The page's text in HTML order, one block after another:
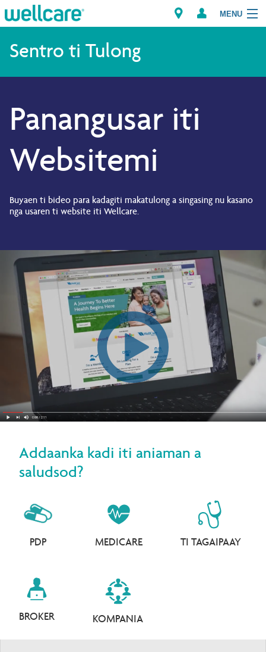
MENU
Explore Plans
Dagiti Kameng
Dagiti Tagaipaay
Sentro ti Tulong
Panangusar iti
Websitemi
Buyaen ti bideo para kadagiti makatulong a singasing nu kasano
nga usaren ti website iti Wellcare.
Addaanka kadi iti aniaman a
saludsod?
PDP MEDICARE TI TAGAIPAAY
BROKER KOMPANIA